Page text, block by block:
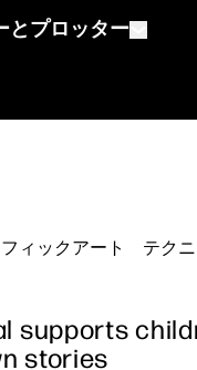
とプロッター
パートに連絡
ートに連絡
トに連絡
ルプロッター
ター
ス
ョンハブ
ィックアート テク
supports
stories